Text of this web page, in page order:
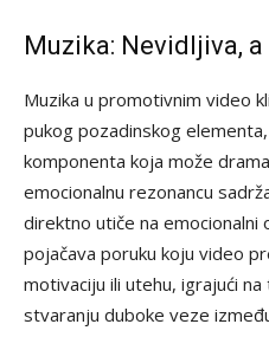
Muzika: Nevidljiva,
Muzika u promotivnim video
pukog pozadinskog
komponenta koja može
emocionalnu rezonancu
direktno utiče na emocionalni
pojačava poruku koju video
motivaciju ili utehu, igrajući na
stvaranju duboke veze